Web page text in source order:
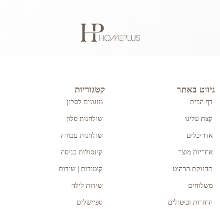
ניווט באתר
דף הבית
קצת עלינו
אדריכלים
אחריות מוצר
תחזוקת הרהיט
משלוחים
החזרות וביטולים
קטגוריות
מזנונים לסלון
שולחנות סלון
שולחנות עבודה
קונסולות כניסה
קומודות | שידות
שידות לילה
ספיישלים